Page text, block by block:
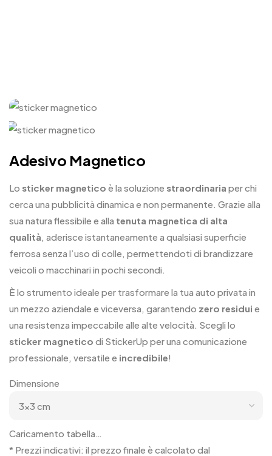
Adesivo Magnetico
Lo sticker magnetico è la soluzione straordinaria per chi
cerca una pubblicità dinamica e non permanente. Grazie alla
sua natura flessibile e alla tenuta magnetica di alta
qualità, aderisce istantaneamente a qualsiasi superficie
ferrosa senza l’uso di colle, permettendoti di brandizzare
veicoli o macchinari in pochi secondi.
È lo strumento ideale per trasformare la tua auto privata in
un mezzo aziendale e viceversa, garantendo zero residui e
una resistenza impeccabile alle alte velocità. Scegli lo
sticker magnetico di StickerUp per una comunicazione
professionale, versatile e incredibile!
Dimensione
Caricamento tabella…
* Prezzi indicativi: il prezzo finale è calcolato dal